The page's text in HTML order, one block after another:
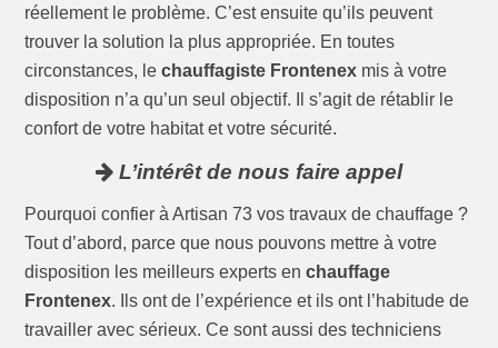
réellement le problème. C’est ensuite qu’ils peuvent
trouver la solution la plus appropriée. En toutes
circonstances, lechauffagiste Frontenex mis à votre
disposition n’a qu’un seul objectif. Il s’agit de rétablir le
confort de votre habitat et votre sécurité.
L’intérêt de nous faire appel
Pourquoi confier à Artisan 73 vos travaux de chauffage ?
Tout d’abord, parce que nous pouvons mettre à votre
disposition les meilleurs experts enchauffage
Frontenex. Ils ont de l’expérience et ils ont l’habitude de
travailler avec sérieux. Ce sont aussi des techniciens